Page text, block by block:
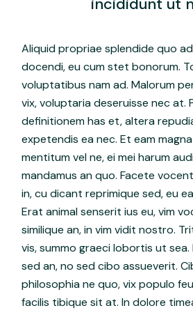
Aliquid propriae splendide quo
docendi, eu cum stet bonorum.
voluptatibus nam ad. Malorum
vix, voluptaria deseruisse nec at.
definitionem has et, altera
expetendis ea nec. Et eam
mentitum vel ne, ei mei harum
mandamus an quo. Facete
in, cu dicant reprimique sed, eu
Erat animal senserit ius eu, vim
similique an, in vim vidit nostro.
vis, summo graeci lobortis ut
sed an, no sed cibo assueverit.
philosophia ne quo, vix populo
facilis tibique sit at. In dolore